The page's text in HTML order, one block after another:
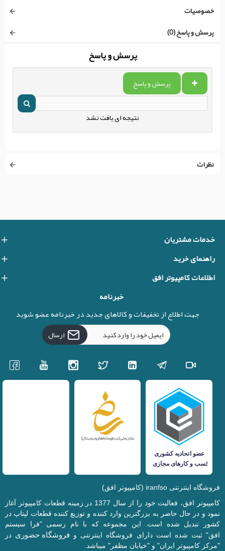
خصوصیات
پرسش و پاسخ (0)
پرسش و پاسخ
پرسش و پاسخ
نتیجه ای یافت نشد
نظرات
خدمات مشتریان
راهنمای خرید
اطلاعات کامپیوتر افق
خبرنامه
جهت اطلاع از تخفیفات و کالاهای جدید در خبرنامه عضو شوید
ارسال
فروشگاه اینترنتی iranfso (کامپیوتر افق)
کامپیوتر افق، فعالیت خود را از سال 1377 در زمینه قطعات کامپیوتر آغاز
نمود و در حال حاضر به بزرگترین وارد کننده و توزیع کننده قطعات لپتاپ در
کشور تبدیل شده است. این مجموعه که با نام رسمی "فرا سیستم
افق" ثبت شده است دارای فروشگاه اینترنتی و فروشگاه حضوری در
"مرکز کامپیوتر ایران" و "خیابان مظفر" میباشد.